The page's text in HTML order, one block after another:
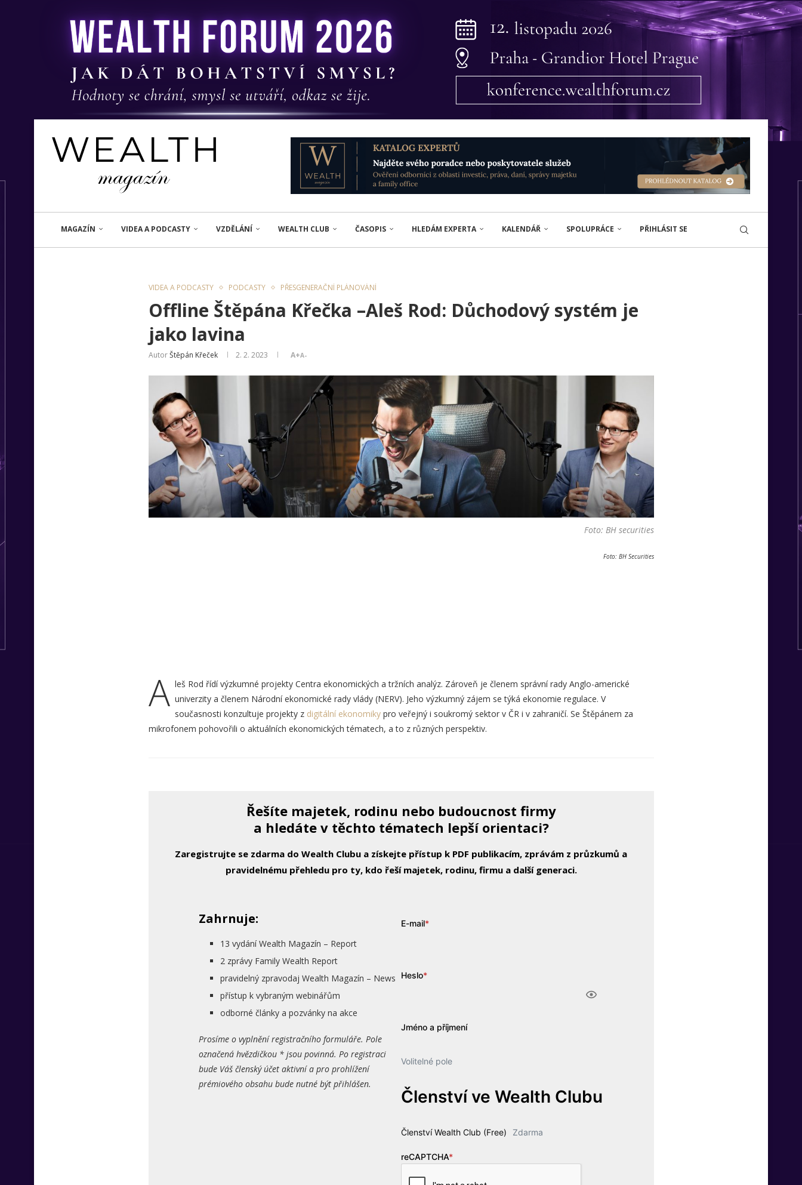
MAGAZÍN VIDEA A PODCASTY VZDĚLÁNÍ WEALTH CLUB ČASOPIS HLEDÁM EXPERTA KALENDÁŘ SPOLUPRÁCE PŘIHLÁSIT SE
VIDEA A PODCASTY PODCASTY PŘESGENERAČNÍ PLÁNOVÁNÍ
Offline Štěpána Křečka –Aleš Rod: Důchodový systém je
jako lavina
AutorŠtěpán Křeček 2. 2. 2023 A+A-
Foto: BH securities
Foto: BH Securities
A leš Rod řídí výzkumné projekty Centra ekonomických a tržních analýz. Zároveň je členem správní rady Anglo-americké
univerzity a členem Národní ekonomické rady vlády (NERV). Jeho výzkumný zájem se týká ekonomie regulace. V
současnosti konzultuje projekty z digitální ekonomikypro veřejný i soukromý sektor v ČR i v zahraničí. Se Štěpánem za
mikrofonem pohovořili o aktuálních ekonomických tématech, a to z různých perspektiv.
Řešíte majetek, rodinu nebo budoucnost firmy
a hledáte v těchto tématech lepší orientaci?
Zaregistrujte se zdarma do Wealth Clubu a získejte přístup k PDF publikacím, zprávám z průzkumů a
pravidelnému přehledu pro ty, kdo řeší majetek, rodinu, firmu a další generaci.
Zahrnuje:
13 vydání Wealth Magazín – Report
2 zprávy Family Wealth Report
pravidelný zpravodaj Wealth Magazín – News
přístup k vybraným webinářům
odborné články a pozvánky na akce
Prosíme o vyplnění registračního formuláře. Pole
označená hvězdičkou * jsou povinná. Po registraci
bude Váš členský účet aktivní a pro prohlížení
prémiového obsahu bude nutné být přihlášen.
E-mail*
Heslo*
Jméno a příjmení
Volitelné pole
Členství ve Wealth Clubu
Členství Wealth Club (Free) Zdarma
reCAPTCHA*